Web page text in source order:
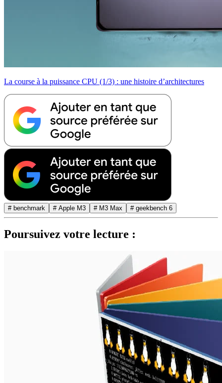
La course à la puissance CPU (1/3) : une histoire d’architectures
# benchmark # Apple M3 # M3 Max # geekbench 6
Poursuivez votre lecture :